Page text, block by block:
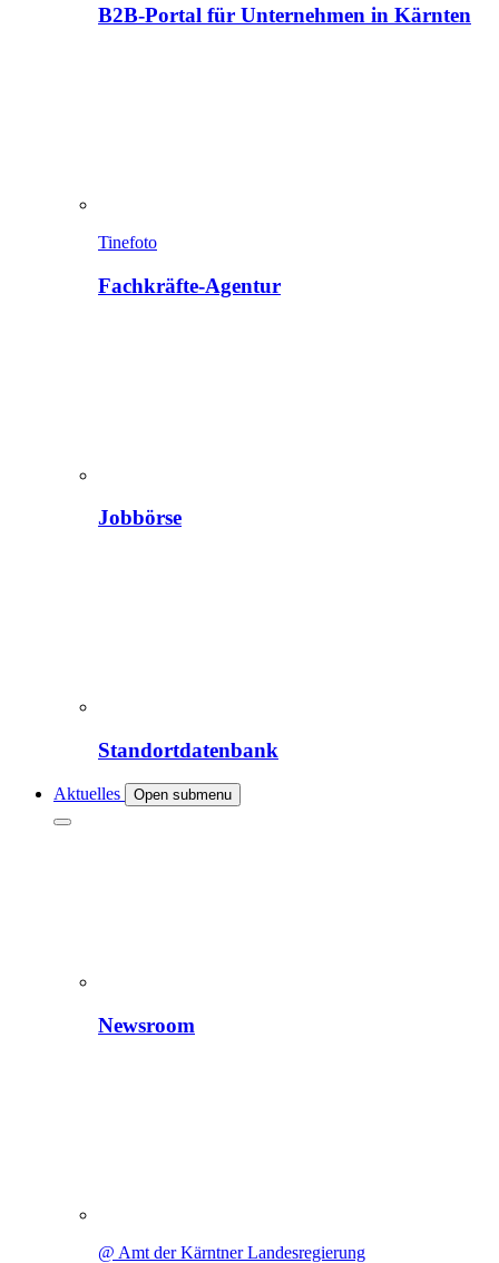
B2B-Portal für Unternehmen in Kärnten
Tinefoto
Fachkräfte-Agentur
Jobbörse
Standortdatenbank
Aktuelles Open submenu
Newsroom
@ Amt der Kärntner Landesregierung